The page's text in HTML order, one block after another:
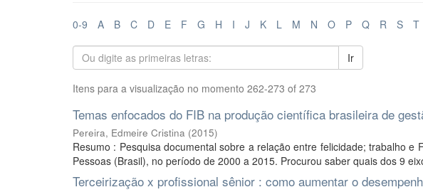
0-9 A B C D E F G H I J K L M N O P Q R S T
Ir
Itens para a visualização no momento 262-273 of 273
Temas enfocados do FIB na produção científica brasileira de
Pereira, Edmeire Cristina (2015)
Resumo : Pesquisa documental sobre a relação entre felicidade; trabalho
Pessoas (Brasil), no período de 2000 a 2015. Procurou saber quais dos 9
Terceirização x profissional sênior : como aumentar o